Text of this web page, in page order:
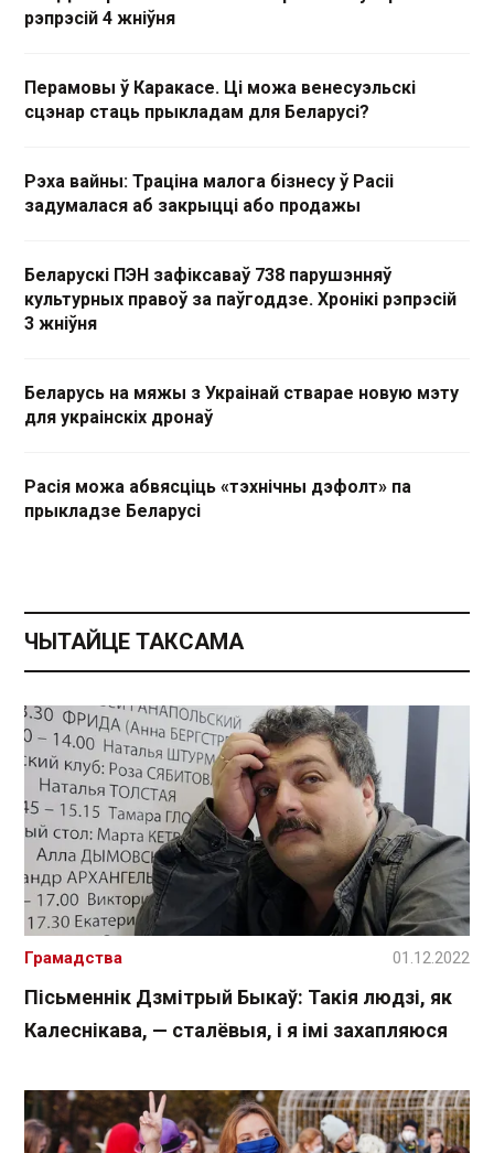
рэпрэсій 4 жніўня
Перамовы ў Каракасе. Ці можа венесуэльскі
сцэнар стаць прыкладам для Беларусі?
Рэха вайны: Траціна малога бізнесу ў Расіі
задумалася аб закрыцці або продажы
Беларускі ПЭН зафіксаваў 738 парушэнняў
культурных правоў за паўгоддзе. Хронікі рэпрэсій
3 жніўня
Беларусь на мяжы з Украінай стварае новую мэту
для украінскіх дронаў
Расія можа абвясціць «тэхнічны дэфолт» па
прыкладзе Беларусі
ЧЫТАЙЦЕ ТАКСАМА
Пісьменнік Дзмітрый Быкаў: Такія людзі, як
Калеснікава, — сталёвыя, і я імі захапляюся
Грамадства 01.12.2022